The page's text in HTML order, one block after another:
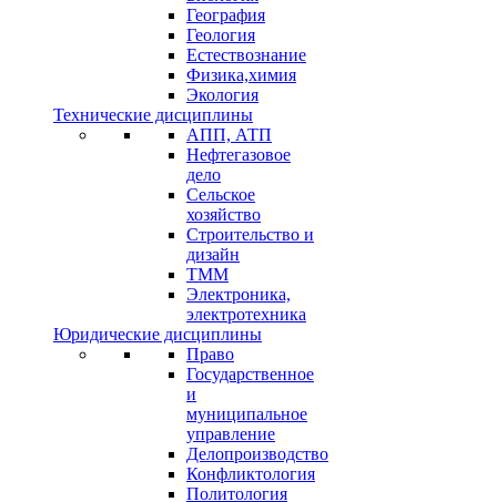
География
Геология
Естествознание
Физика,химия
Экология
Технические дисциплины
АПП, АТП
Нефтегазовое
дело
Сельское
хозяйство
Строительство и
дизайн
ТММ
Электроника,
электротехника
Юридические дисциплины
Право
Государственное
и
муниципальное
управление
Делопроизводство
Конфликтология
Политология